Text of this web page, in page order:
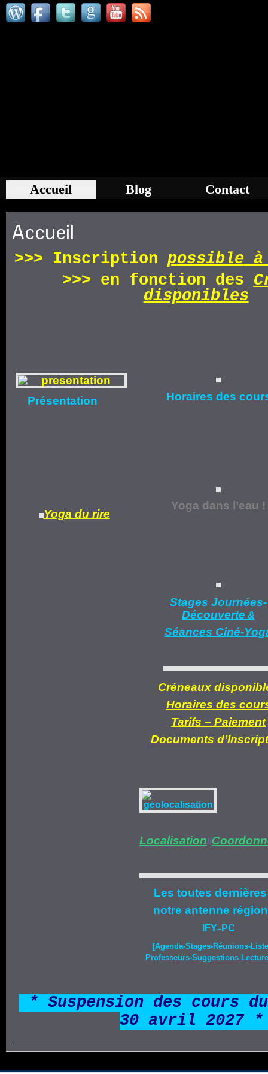
Accueil Blog Contact
Accueil
>>> Inscription possible à
>>> en fonction des
disponibles
Présentation Horaires des
Yoga du rire
Yoga dans l’eau !
Stages Journées-
Découverte &
Séances Ciné-
Créneaux
Horaires des
Tarifs – Paiement
Documents d’
Localisation//
Les toutes
notre antenne
IFY–PC
[Agenda-Stages-Réunions-
Professeurs-Suggestions
* Suspension des cours
30 avril 2027 *